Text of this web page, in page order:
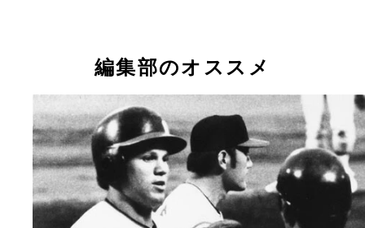
編集部のオススメ